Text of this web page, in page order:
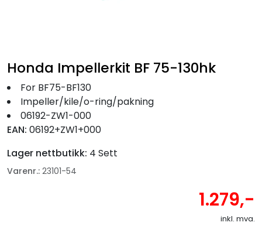
Honda Impellerkit BF 75-130hk
For BF75-BF130
Impeller/kile/o-ring/pakning
06192-ZW1-000
EAN: 06192+ZW1+000
Lager nettbutikk: 4 Sett
Varenr.: 23101-54
1.279,-
inkl. mva.